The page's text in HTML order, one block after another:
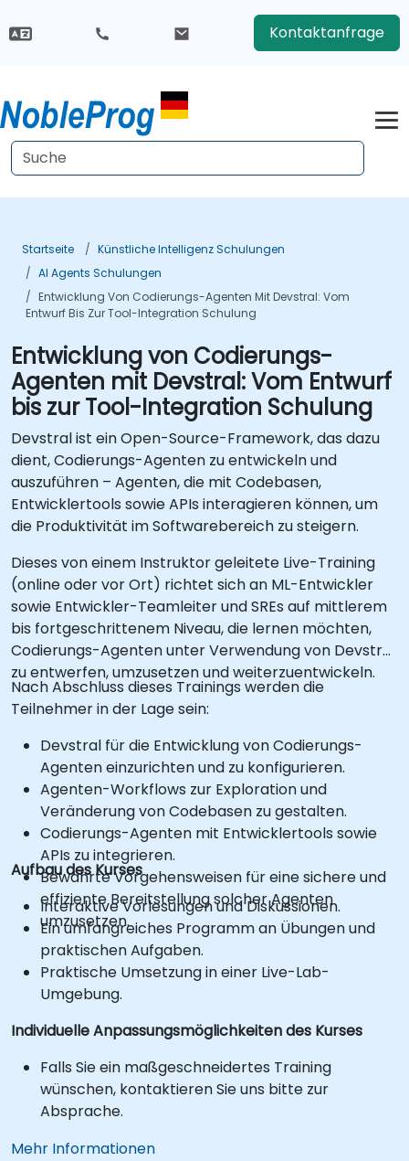
Kontaktanfrage
Startseite
Künstliche Intelligenz Schulungen
AI Agents Schulungen
Entwicklung Von Codierungs-Agenten Mit Devstral: Vom
Entwurf Bis Zur Tool-Integration Schulung
Entwicklung von Codierungs-
Agenten mit Devstral: Vom Entwurf
bis zur Tool-Integration Schulung
Devstral ist ein Open-Source-Framework, das dazu
dient, Codierungs-Agenten zu entwickeln und
auszuführen – Agenten, die mit Codebasen,
Entwicklertools sowie APIs interagieren können, um
die Produktivität im Softwarebereich zu steigern.
Dieses von einem Instruktor geleitete Live-Training
(online oder vor Ort) richtet sich an ML-Entwickler
sowie Entwickler-Teamleiter und SREs auf mittlerem
bis fortgeschrittenem Niveau, die lernen möchten,
Codierungs-Agenten unter Verwendung von Devstral
zu entwerfen, umzusetzen und weiterzuentwickeln.
Nach Abschluss dieses Trainings werden die
Teilnehmer in der Lage sein:
Devstral für die Entwicklung von Codierungs-
Agenten einzurichten und zu konfigurieren.
Agenten-Workflows zur Exploration und
Veränderung von Codebasen zu gestalten.
Codierungs-Agenten mit Entwicklertools sowie
APIs zu integrieren.
Bewährte Vorgehensweisen für eine sichere und
effiziente Bereitstellung solcher Agenten
umzusetzen.
Aufbau des Kurses
Interaktive Vorlesungen und Diskussionen.
Ein umfangreiches Programm an Übungen und
praktischen Aufgaben.
Praktische Umsetzung in einer Live-Lab-
Umgebung.
Individuelle Anpassungsmöglichkeiten des Kurses
Falls Sie ein maßgeschneidertes Training
wünschen, kontaktieren Sie uns bitte zur
Absprache.
Mehr Informationen